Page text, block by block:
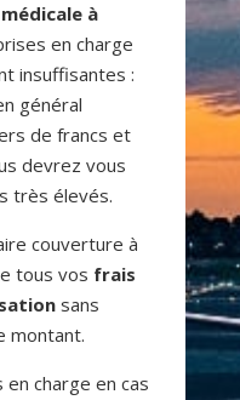
à
en charge
insuffisantes :
général
de francs et
devrez vous
très élevés.
couverture à
tous vos frais
sans
montant.
charge en cas